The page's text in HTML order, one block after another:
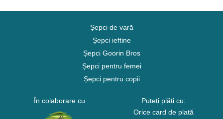
Șepci de vară
Șepci ieftine
Șepci Goorin Bros
Șepci pentru femei
Șepci pentru copii
În colaborare cu
Puteți plăti cu:
Orice card de plată